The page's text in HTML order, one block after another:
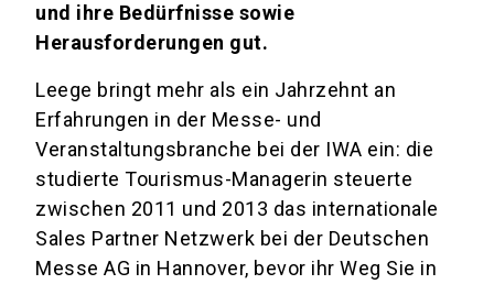
und ihre Bedürfnisse sowie
Herausforderungen gut.
Leege bringt mehr als ein Jahrzehnt an
Erfahrungen in der Messe- und
Veranstaltungsbranche bei der IWA ein: die
studierte Tourismus-Managerin steuerte
zwischen 2011 und 2013 das internationale
Sales Partner Netzwerk bei der Deutschen
Messe AG in Hannover, bevor ihr Weg Sie in